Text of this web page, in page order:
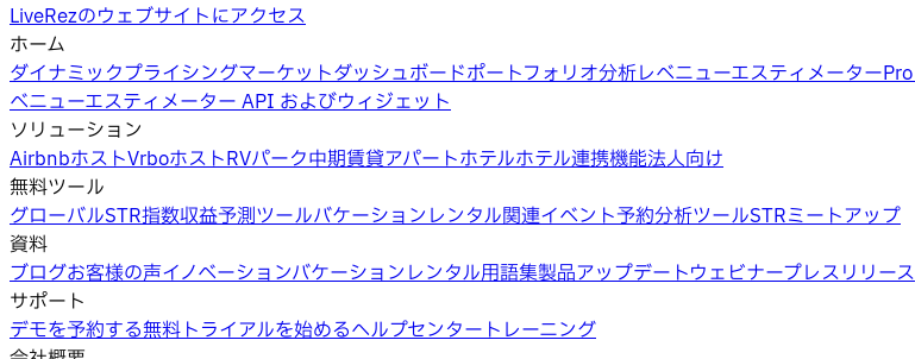
LiveRezのウェブサイトにアクセス
ホーム
ダイナミックプライシングマーケットダッシュボードポートフォリオ分析レベニューエスティメーターPro
ベニューエスティメーター API およびウィジェット
ソリューション
AirbnbホストVrboホストRVパーク中期賃貸アパートホテルホテル連携機能法人向け
無料ツール
グローバルSTR指数収益予測ツールバケーションレンタル関連イベント予約分析ツールSTRミートアップ
資料
ブログお客様の声イノベーションバケーションレンタル用語集製品アップデートウェビナープレスリリース
サポート
デモを予約する無料トライアルを始めるヘルプセンター トレーニング